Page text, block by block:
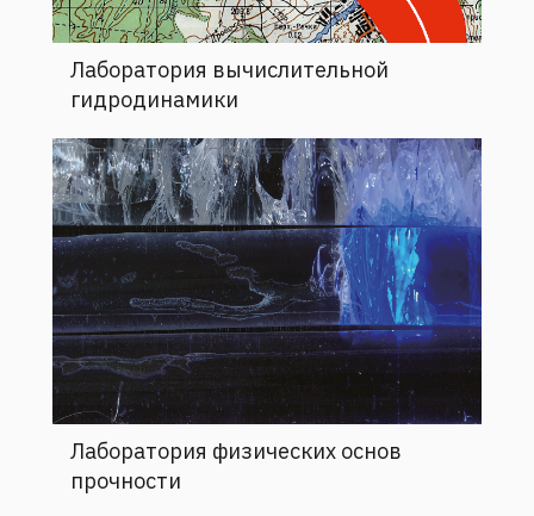
Лаборатория вычислительной
гидродинамики
Лаборатория физических основ
прочности